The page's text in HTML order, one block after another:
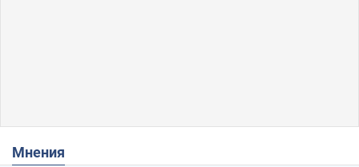
Мнения